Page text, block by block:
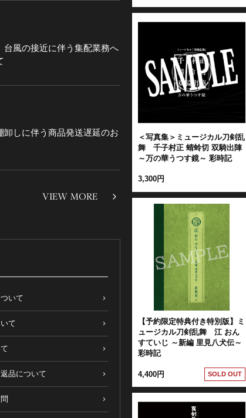
台風の接近に伴う集配業務へ
卸しに伴う商品発送遅延のお
VIEW MORE
いて
て
品について
＜写真集＞ミュージカル刀剣乱
舞 千子村正 蜻蛉切 双騎出陣
～万の華うつす鏡～ 彩時記
3,300円
【予約限定特典付き特別版】ミ
ュージカル刀剣乱舞 江 おん
すていじ ～新編 里見八犬伝～
彩時記
4,400円 SOLD OUT